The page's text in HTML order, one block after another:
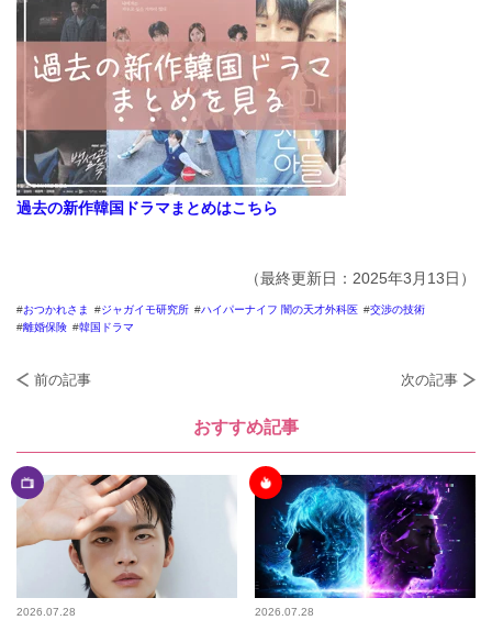
過去の新作韓国ドラマまとめはこちら
（最終更新日：2025年3月13日）
おつかれさま ジャガイモ研究所 ハイパーナイフ 闇の天才外科医
交渉の技術
離婚保険
韓国ドラマ
前の記事 次の記事
おすすめ記事
2026.07.28 2026.07.28